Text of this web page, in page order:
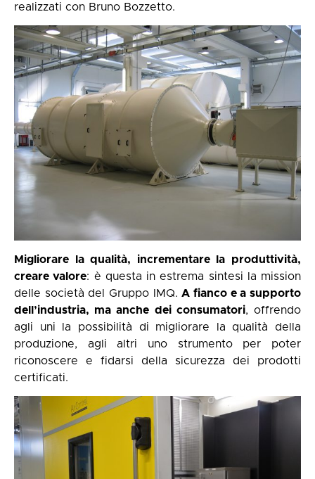
realizzati con Bruno Bozzetto.
Migliorare la qualità, incrementare la produttività,
creare valore: è questa in estrema sintesi la mission
delle società del Gruppo IMQ.A fianco e a supporto
dell’industria, ma anche dei consumatori, offrendo
agli uni la possibilità di migliorare la qualità della
produzione, agli altri uno strumento per poter
riconoscere e fidarsi della sicurezza dei prodotti
certificati.